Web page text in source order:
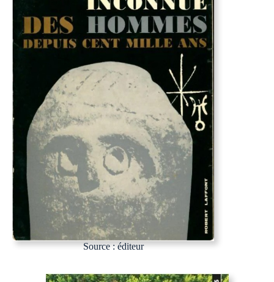
Source : éditeur